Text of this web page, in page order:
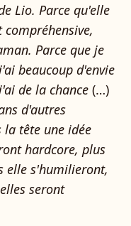
Lio. Parce qu'elle
Parce que je
beaucoup d'envie
de la chance (…)
d'autres
tête une idée
hardcore, plus
elle s'humilieront,
seront